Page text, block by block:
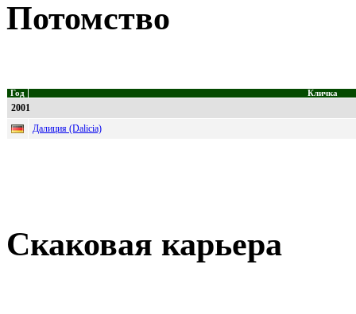
Потомство
Год Кличка
2001
Далиция (Dalicia)
Скаковая карьера